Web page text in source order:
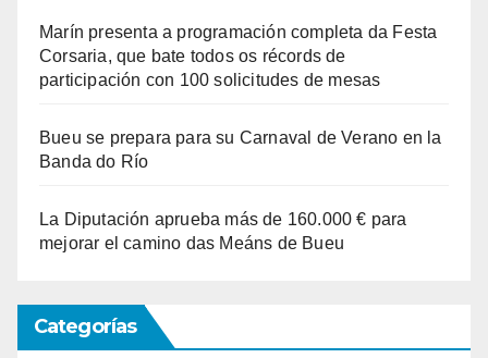
Marín presenta a programación completa da Festa
Corsaria, que bate todos os récords de
participación con 100 solicitudes de mesas
Bueu se prepara para su Carnaval de Verano en la
Banda do Río
La Diputación aprueba más de 160.000 € para
mejorar el camino das Meáns de Bueu
Categorías